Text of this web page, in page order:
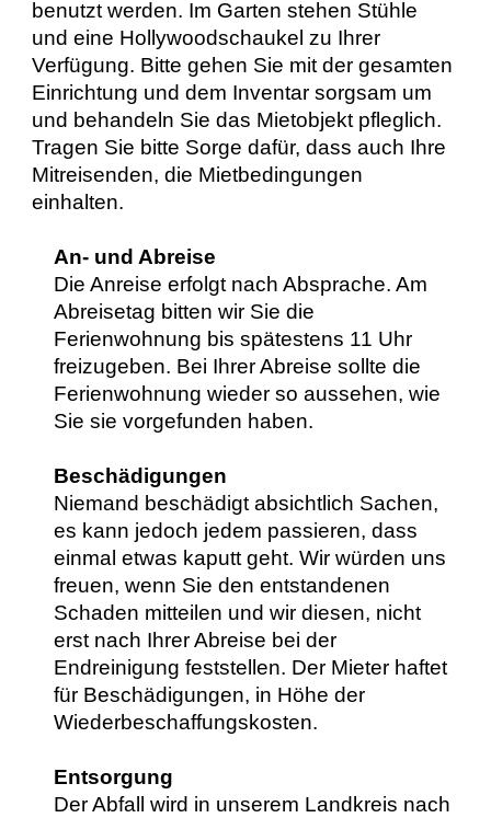
benutzt werden. Im Garten stehen Stühle
und eine Hollywoodschaukel zu Ihrer
Verfügung. Bitte gehen Sie mit der gesamten
Einrichtung und dem Inventar sorgsam um
und behandeln Sie das Mietobjekt pfleglich.
Tragen Sie bitte Sorge dafür, dass auch Ihre
Mitreisenden, die Mietbedingungen
einhalten.
An- und Abreise
Die Anreise erfolgt nach Absprache. Am
Abreisetag bitten wir Sie die
Ferienwohnung bis spätestens 11 Uhr
freizugeben. Bei Ihrer Abreise sollte die
Ferienwohnung wieder so aussehen, wie
Sie sie vorgefunden haben.
Beschädigungen
Niemand beschädigt absichtlich Sachen,
es kann jedoch jedem passieren, dass
einmal etwas kaputt geht. Wir würden uns
freuen, wenn Sie den entstandenen
Schaden mitteilen und wir diesen, nicht
erst nach Ihrer Abreise bei der
Endreinigung feststellen. Der Mieter haftet
für Beschädigungen, in Höhe der
Wiederbeschaffungskosten.
Entsorgung
Der Abfall wird in unserem Landkreis nach